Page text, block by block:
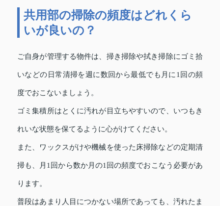
共用部の掃除の頻度はどれくら
いが良いの？
ご自身が管理する物件は、掃き掃除や拭き掃除にゴミ拾
いなどの日常清掃を週に数回から最低でも月に1回の頻
度でおこないましょう。
ゴミ集積所はとくに汚れが目立ちやすいので、いつもき
れいな状態を保てるように心がけてください。
また、ワックスがけや機械を使った床掃除などの定期清
掃も、月1回から数か月の1回の頻度でおこなう必要があ
ります。
普段はあまり人目につかない場所であっても、汚れたま